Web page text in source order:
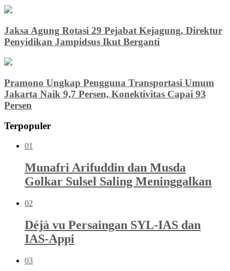
Jaksa Agung Rotasi 29 Pejabat Kejagung, Direktur
Penyidikan Jampidsus Ikut Berganti
Pramono Ungkap Pengguna Transportasi Umum
Jakarta Naik 9,7 Persen, Konektivitas Capai 93
Persen
Terpopuler
01
Munafri Arifuddin dan Musda
Golkar Sulsel Saling Meninggalkan
02
Déjà vu Persaingan SYL-IAS dan
IAS-Appi
03